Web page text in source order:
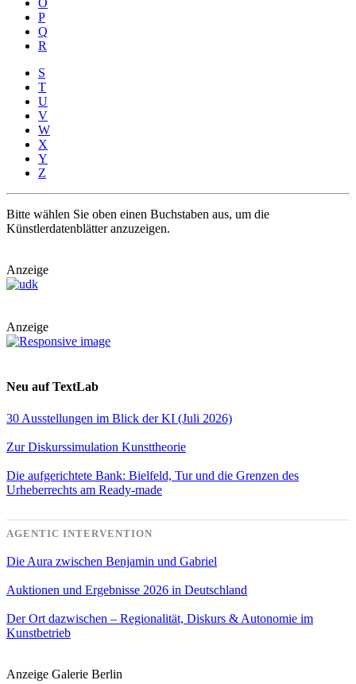
O
P
Q
R
S
T
U
V
W
X
Y
Z
Bitte wählen Sie oben einen Buchstaben aus, um die
Künstlerdatenblätter anzuzeigen.
Anzeige
Anzeige
Neu auf TextLab
30 Ausstellungen im Blick der KI (Juli 2026)
Zur Diskurssimulation Kunsttheorie
Die aufgerichtete Bank: Bielfeld, Tur und die Grenzen des
Urheberrechts am Ready-made
AGENTIC INTERVENTION
Die Aura zwischen Benjamin und Gabriel
Auktionen und Ergebnisse 2026 in Deutschland
Der Ort dazwischen – Regionalität, Diskurs & Autonomie im
Kunstbetrieb
Anzeige Galerie Berlin